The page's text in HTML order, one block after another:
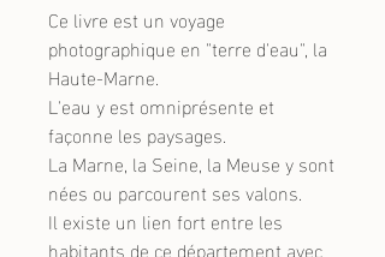
Ce livre est un voyage
photographique en "terre d'eau", la
Haute-Marne.
L'eau y est omniprésente et
façonne les paysages.
La Marne, la Seine, la Meuse y sont
nées ou parcourent ses valons.
Il existe un lien fort entre les
habitants de ce département avec